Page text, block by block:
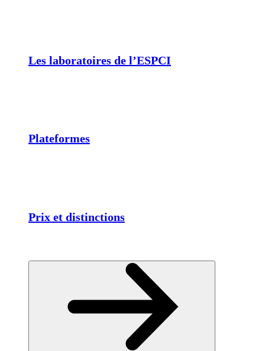
Les laboratoires de l’ESPCI
Plateformes
Prix et distinctions